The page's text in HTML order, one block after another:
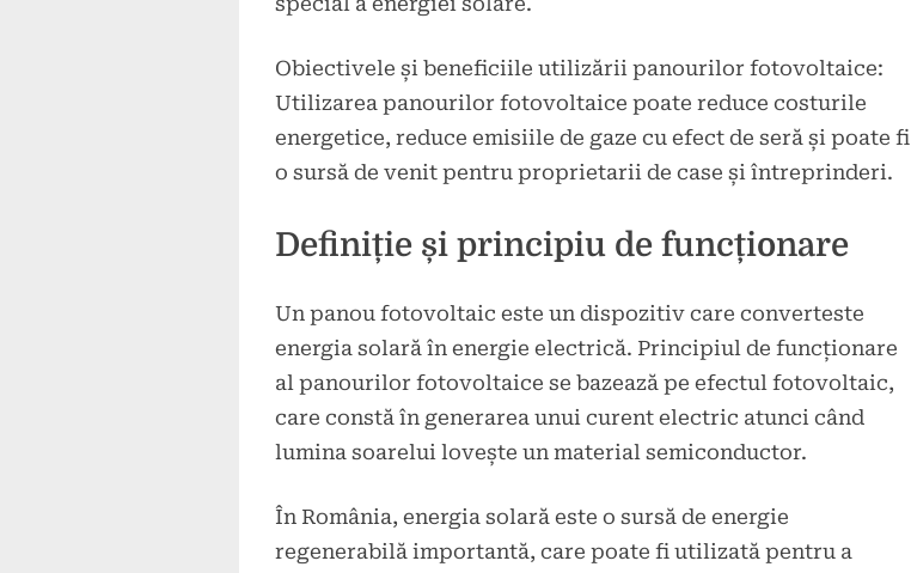
Obiectivele și beneficiile utilizării panourilor fotovoltaice:
Utilizarea panourilor fotovoltaice poate reduce costurile
energetice, reduce emisiile de gaze cu efect de seră și poate fi
o sursă de venit pentru proprietarii de case și întreprinderi.
Definiție și principiu de funcționare
Un panou fotovoltaic este un dispozitiv care converteste
energia solară în energie electrică. Principiul de funcționare
al panourilor fotovoltaice se bazează pe efectul fotovoltaic,
care constă în generarea unui curent electric atunci când
lumina soarelui lovește un material semiconductor.
În România, energia solară este o sursă de energie
regenerabilă importantă, care poate fi utilizată pentru a